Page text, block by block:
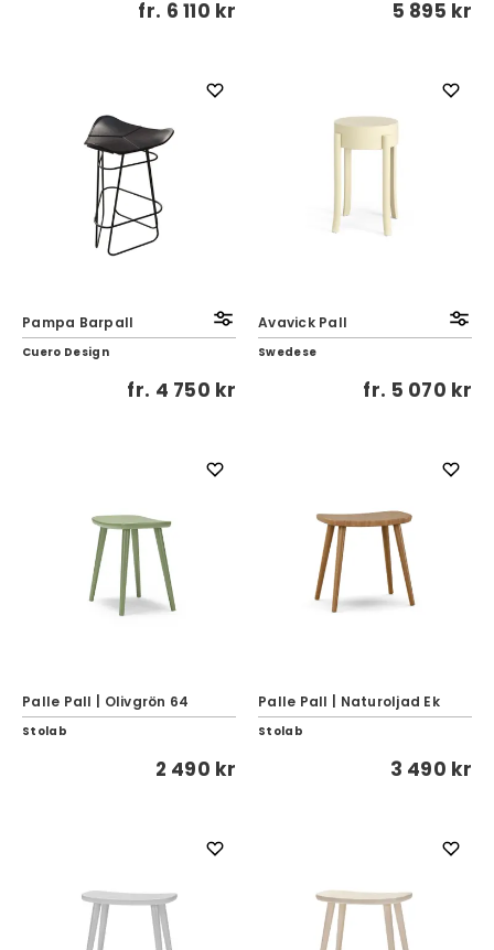
fr. 6 110 kr 5 895 kr
Pampa Barpall
Cuero Design
fr. 4 750 kr
Avavick Pall
Swedese
fr. 5 070 kr
Palle Pall | Olivgrön 64
Stolab
2 490 kr
Palle Pall | Naturoljad Ek
Stolab
3 490 kr